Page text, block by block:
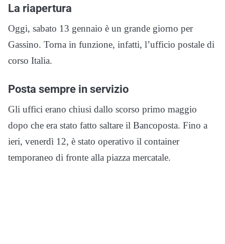
La riapertura
Oggi, sabato 13 gennaio è un grande giorno per
Gassino. Torna in funzione, infatti, l’ufficio postale di
corso Italia.
Posta sempre in servizio
Gli uffici erano chiusi dallo scorso primo maggio
dopo che era stato fatto saltare il Bancoposta. Fino a
ieri, venerdì 12, è stato operativo il container
temporaneo di fronte alla piazza mercatale.